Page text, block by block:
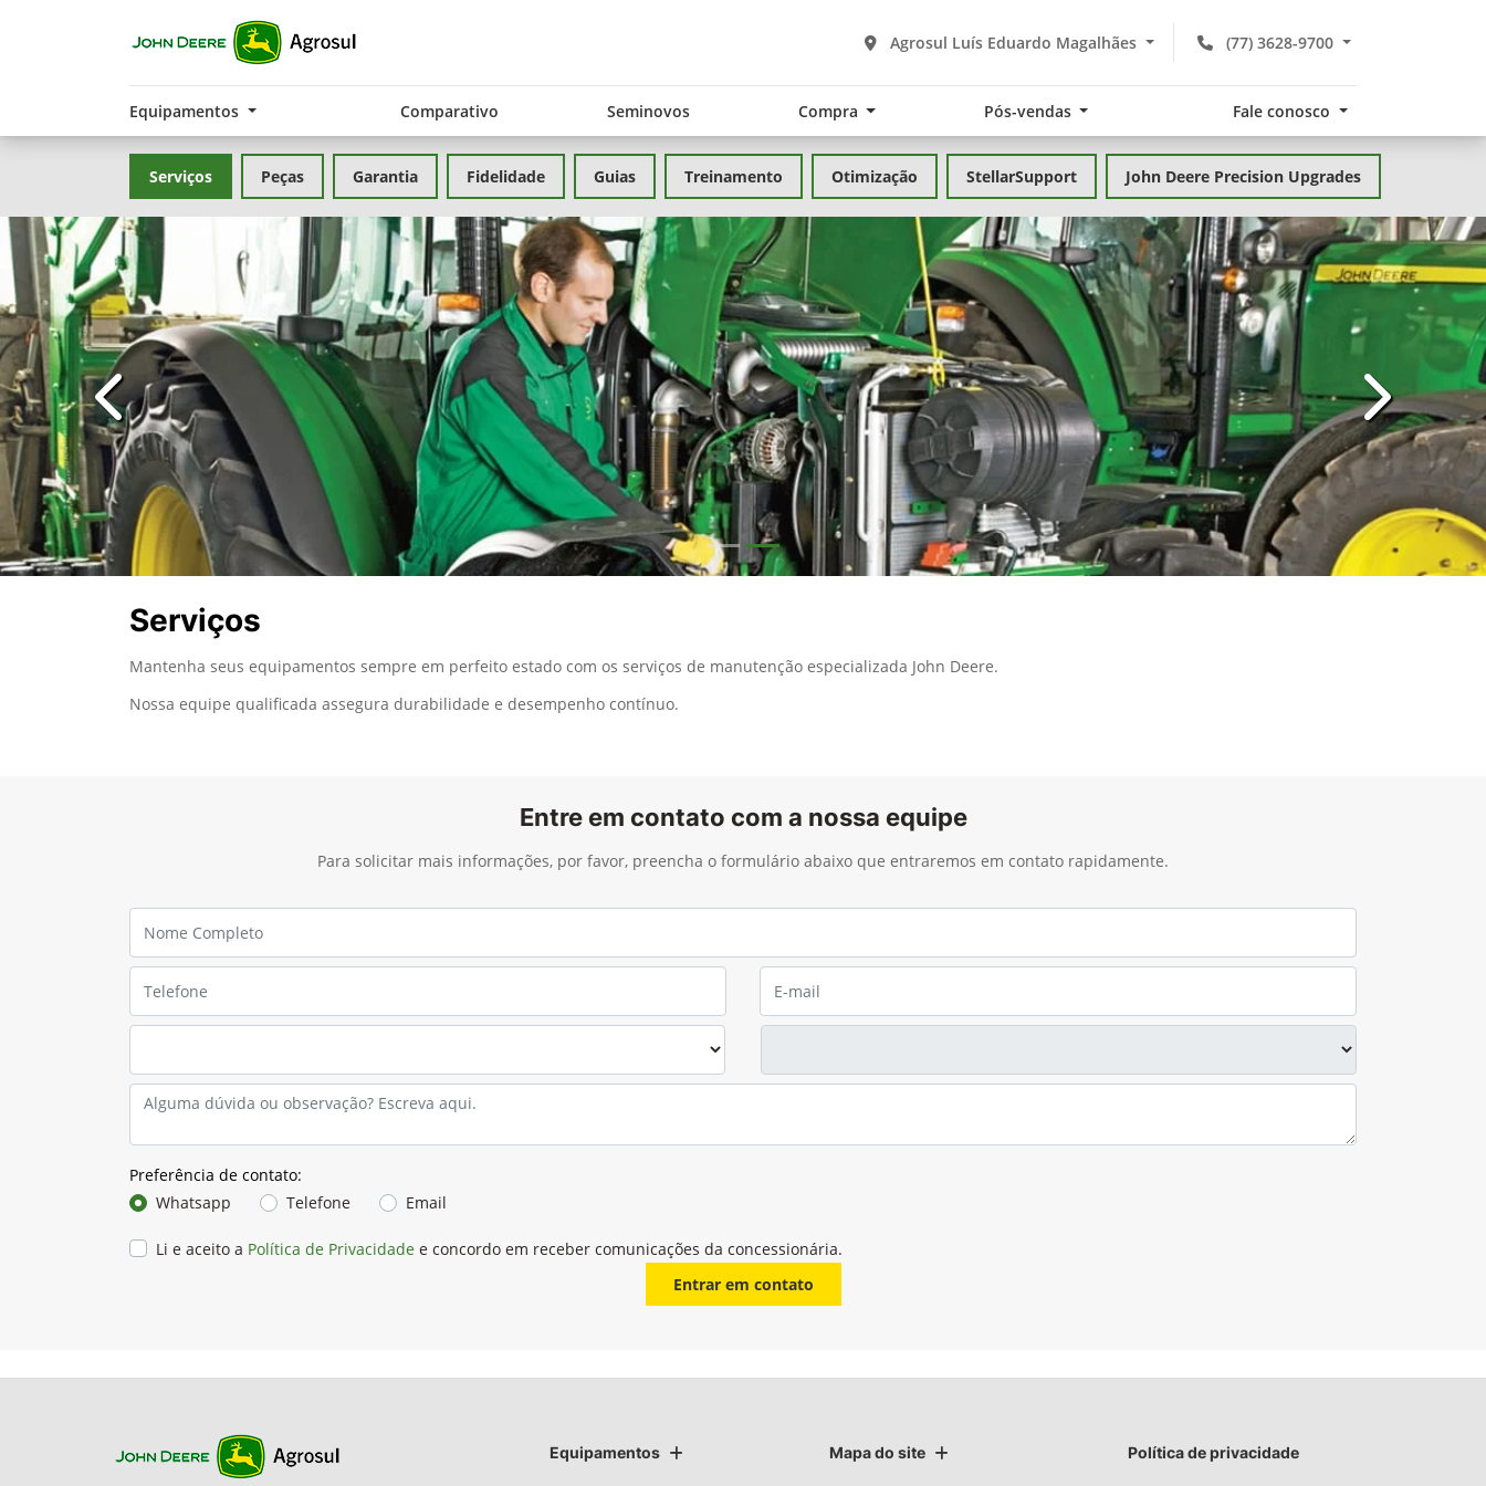
(77) 3628-9700
Agrosul Luís Eduardo Magalhães
Equipamentos Comparativo Seminovos Compra Pós-vendas Fale conosco
Serviços Peças Garantia Fidelidade Guias Treinamento Otimização StellarSupport John Deere Precision Upgrades
templates.template-01.components.carousel.texts.control_prev
Serviços
Mantenha seus equipamentos sempre em perfeito estado com os serviços de manutenção especializada John Deere.
Nossa equipe qualificada assegura durabilidade e desempenho contínuo.
Entre em contato com a nossa equipe
Para solicitar mais informações, por favor, preencha o formulário abaixo que entraremos em contato rapidamente.
Preferência de contato:
Whatsapp
Telefone Email
Li e aceito a Política de Privacidade e concordo em receber comunicações da concessionária.
Entrar em contato
Equipamentos Mapa do site Política de privacidade